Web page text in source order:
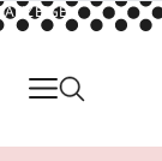
ANZEIGE
Parfum